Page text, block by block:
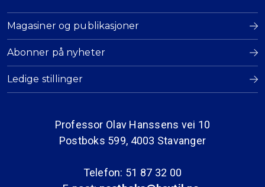
Magasiner og publikasjoner
Abonner på nyheter
Ledige stillinger
Professor Olav Hanssens vei 10
Postboks 599, 4003 Stavanger
Telefon: 51 87 32 00